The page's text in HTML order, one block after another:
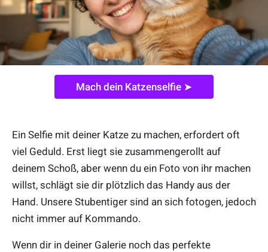
Mach dein Katzenselfie ➤
Ein Selfie mit deiner Katze zu machen, erfordert oft
viel Geduld. Erst liegt sie zusammengerollt auf
deinem Schoß, aber wenn du ein Foto von ihr machen
willst, schlägt sie dir plötzlich das Handy aus der
Hand. Unsere Stubentiger sind an sich fotogen, jedoch
nicht immer auf Kommando.
Wenn dir in deiner Galerie noch das perfekte